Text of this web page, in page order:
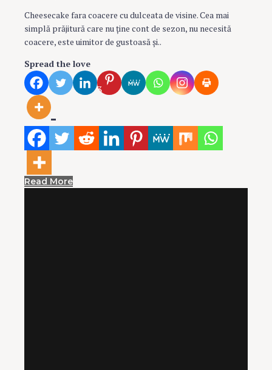
Cheesecake fara coacere cu dulceata de visine. Cea mai
simplă prăjitură care nu ţine cont de sezon, nu necesită
coacere, este uimitor de gustoasă şi..
Spread the love
3
Read More